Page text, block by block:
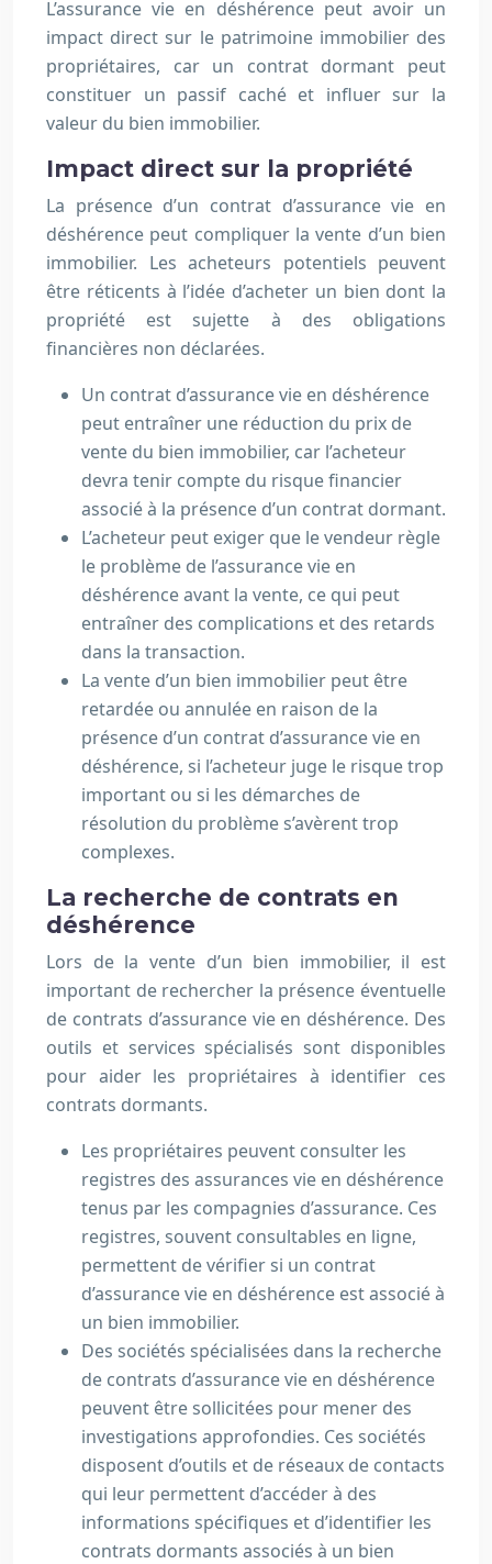
L’assurance vie en déshérence peut avoir un
impact direct sur le patrimoine immobilier des
propriétaires, car un contrat dormant peut
constituer un passif caché et influer sur la
valeur du bien immobilier.
Impact direct sur la propriété
La présence d’un contrat d’assurance vie en
déshérence peut compliquer la vente d’un bien
immobilier. Les acheteurs potentiels peuvent
être réticents à l’idée d’acheter un bien dont la
propriété est sujette à des obligations
financières non déclarées.
Un contrat d’assurance vie en déshérence
peut entraîner une réduction du prix de
vente du bien immobilier, car l’acheteur
devra tenir compte du risque financier
associé à la présence d’un contrat dormant.
L’acheteur peut exiger que le vendeur règle
le problème de l’assurance vie en
déshérence avant la vente, ce qui peut
entraîner des complications et des retards
dans la transaction.
La vente d’un bien immobilier peut être
retardée ou annulée en raison de la
présence d’un contrat d’assurance vie en
déshérence, si l’acheteur juge le risque trop
important ou si les démarches de
résolution du problème s’avèrent trop
complexes.
La recherche de contrats en
déshérence
Lors de la vente d’un bien immobilier, il est
important de rechercher la présence éventuelle
de contrats d’assurance vie en déshérence. Des
outils et services spécialisés sont disponibles
pour aider les propriétaires à identifier ces
contrats dormants.
Les propriétaires peuvent consulter les
registres des assurances vie en déshérence
tenus par les compagnies d’assurance. Ces
registres, souvent consultables en ligne,
permettent de vérifier si un contrat
d’assurance vie en déshérence est associé à
un bien immobilier.
Des sociétés spécialisées dans la recherche
de contrats d’assurance vie en déshérence
peuvent être sollicitées pour mener des
investigations approfondies. Ces sociétés
disposent d’outils et de réseaux de contacts
qui leur permettent d’accéder à des
informations spécifiques et d’identifier les
contrats dormants associés à un bien